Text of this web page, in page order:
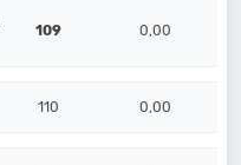
109 0,00
110 0,00